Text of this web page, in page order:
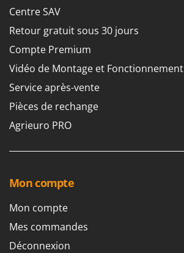
Trotec
Troy-Bilt
U
Udor
Unger
Verdemax
Volpi
W
Weber
Centre SAV
Retour gratuit sous 30 jours
Compte Premium
Vidéo de Montage et Fonctionnement
Service après-vente
Pièces de rechange
Agrieuro PRO
Mon compte
Mon compte
Mes commandes
Déconnexion